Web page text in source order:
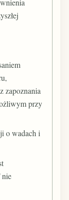
zapoznania
przy
o wadach i